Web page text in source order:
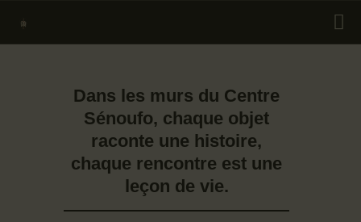
QUI SOMMES NOUS?
NOTRE ÉQUIPE
PRÉSENTATION DU
CENTRE
PLAN STRATEGIQUE
Dans les murs du Centre
Sénoufo, chaque objet
raconte une histoire,
chaque rencontre est une
leçon de vie.